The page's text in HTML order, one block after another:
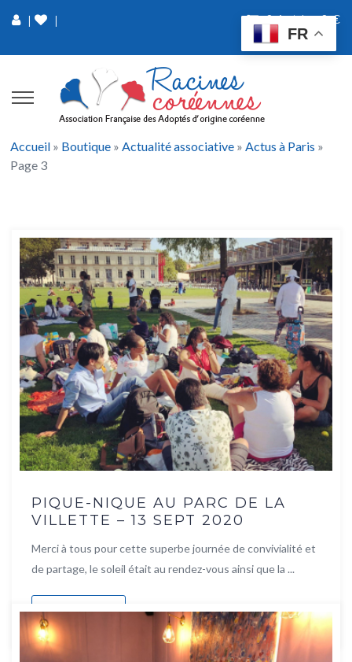
| 0 Article 0 €
|
Accueil » Boutique »Actualité associative »Actus à Paris »
Page 3
PIQUE-NIQUE AU PARC DE LA
VILLETTE – 13 SEPT 2020
Merci à tous pour cette superbe journée de convivialité et
de partage, le soleil était au rendez-vous ainsi que la ...
Lire la suite
FR